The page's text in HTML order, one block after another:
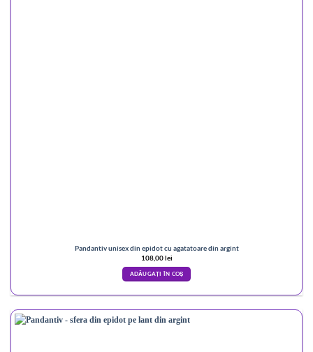
Pandantiv unisex din epidot cu agatatoare din argint
108,00lei
ADĂUGAȚI ÎN COȘ